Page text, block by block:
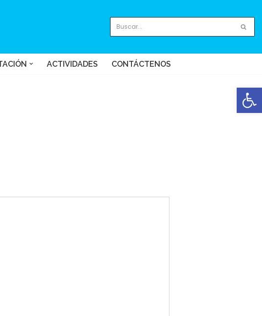
ACTIVIDADES CONTÁCTENOS